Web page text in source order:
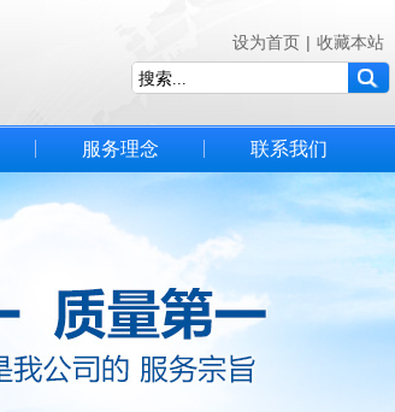
设为首页 | 收藏本站
服务理念 联系我们